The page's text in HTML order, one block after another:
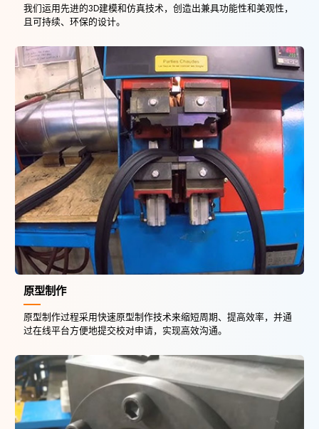
我们运用先进的3D建模和仿真技术，创造出兼具功能性和美观性，
且可持续、环保的设计。
原型制作
原型制作过程采用快速原型制作技术来缩短周期、提高效率，并通
过在线平台方便地提交校对申请，实现高效沟通。